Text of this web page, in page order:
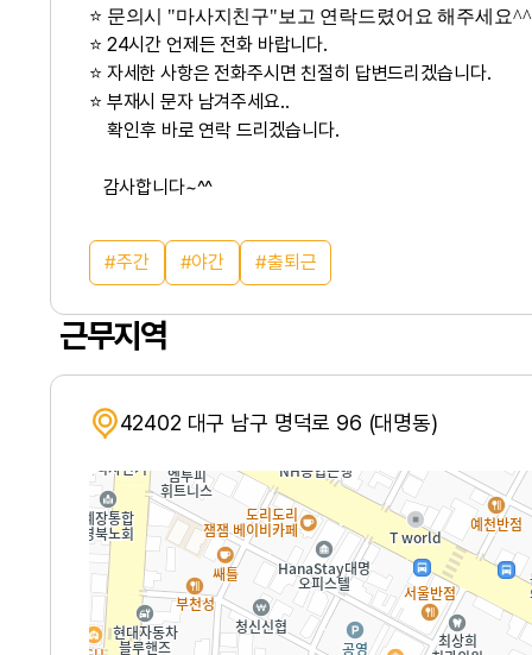
⭐ 문의시 "마사지친구"보고 연락드렸어요 해주세요^^
⭐ 24시간 언제든 전화 바랍니다.
⭐ 자세한 사항은 전화주시면 친절히 답변드리겠습니다.
⭐ 부재시 문자 남겨주세요..
확인후 바로 연락 드리겠습니다.
감사합니다~^^
주간 야간 출퇴근
근무지역
42402 대구 남구 명덕로 96 (대명동)